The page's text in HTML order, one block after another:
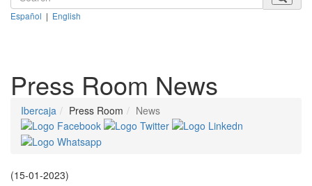
Español | English
Press Room News
Ibercaja Press Room News
(15-01-2023)